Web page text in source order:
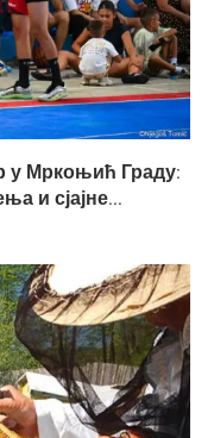
у Мркоњић Граду:
и сјајне...